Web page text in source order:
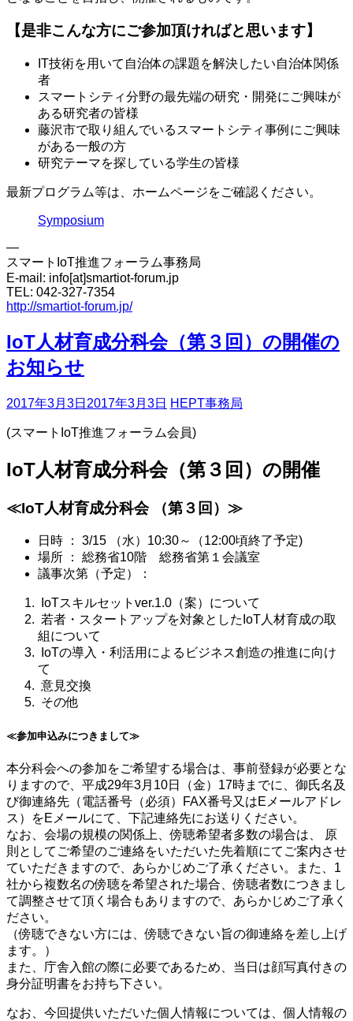
【是非こんな方にご参加頂ければと思います】
IT技術を用いて自治体の課題を解決したい自治体関係
者
スマートシティ分野の最先端の研究・開発にご興味が
ある研究者の皆様
藤沢市で取り組んでいるスマートシティ事例にご興味
がある一般の方
研究テーマを探している学生の皆様
最新プログラム等は、ホームページをご確認ください。
Symposium
—
スマートIoT推進フォーラム事務局
E-mail: info[at]smartiot-forum.jp
TEL: 042-327-7354
http://smartiot-forum.jp/
IoT人材育成分科会（第３回）の開催の
お知らせ
2017年3月3日 2017年3月3日 HEPT事務局
(スマートIoT推進フォーラム会員)
IoT人材育成分科会（第３回）の開催
≪IoT人材育成分科会 （第３回）≫
日時 ： 3/15 （水）10:30～（12:00頃終了予定)
場所 ： 総務省10階 総務省第１会議室
議事次第（予定）：
IoTスキルセットver.1.0（案）について
若者・スタートアップを対象としたIoT人材育成の取
組について
IoTの導入・利活用によるビジネス創造の推進に向け
て
意見交換
その他
≪参加申込みにつきまして≫
本分科会への参加をご希望する場合は、事前登録が必要とな
りますので、平成29年3月10日（金）17時までに、御氏名及
び御連絡先（電話番号（必須）FAX番号又はEメールアドレ
ス）をEメールにて、下記連絡先にお送りください。
なお、会場の規模の関係上、傍聴希望者多数の場合は、 原
則としてご希望のご連絡をいただいた先着順にてご案内させ
ていただきますので、あらかじめご了承ください。また、1
社から複数名の傍聴を希望された場合、傍聴者数につきまし
て調整させて頂く場合もありますので、あらかじめご了承く
ださい。
（傍聴できない方には、傍聴できない旨の御連絡を差し上げ
ます。）
また、庁舎入館の際に必要であるため、当日は顔写真付きの
身分証明書をお持ち下さい。
なお、今回提供いただいた個人情報については、個人情報の